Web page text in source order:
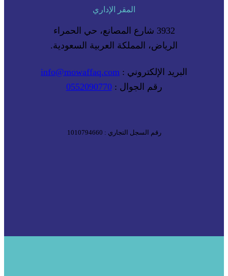
المقر الإداري
3932 شارع المصانع، حي الحمراء
الرياض، المملكة العربية السعودية.
البريد الإلكتروني : info@mowaffaq.com
رقم الجوال :0552090770
رقم السجل التجاري : 1010794660